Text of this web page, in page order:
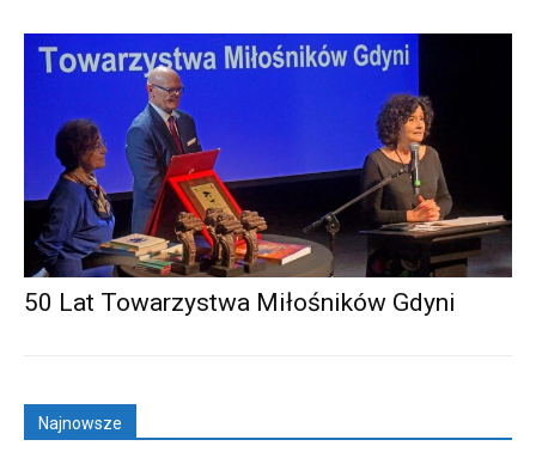
50 Lat Towarzystwa Miłośników Gdyni
Najnowsze